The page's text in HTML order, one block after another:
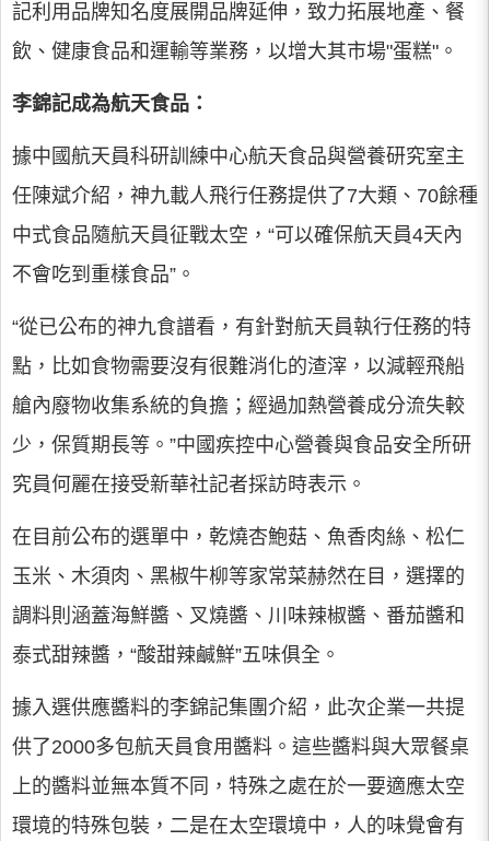
記利用品牌知名度展開品牌延伸，致力拓展地產、餐
飲、健康食品和運輸等業務，以增大其市場"蛋糕"。
李錦記成為航天食品：
據中國航天員科研訓練中心航天食品與營養研究室主
任陳斌介紹，神九載人飛行任務提供了7大類、70餘種
中式食品隨航天員征戰太空，“可以確保航天員4天內
不會吃到重樣食品”。
“從已公布的神九食譜看，有針對航天員執行任務的特
點，比如食物需要沒有很難消化的渣滓，以減輕飛船
艙內廢物收集系統的負擔；經過加熱營養成分流失較
少，保質期長等。”中國疾控中心營養與食品安全所研
究員何麗在接受新華社記者採訪時表示。
在目前公布的選單中，乾燒杏鮑菇、魚香肉絲、松仁
玉米、木須肉、黑椒牛柳等家常菜赫然在目，選擇的
調料則涵蓋海鮮醬、叉燒醬、川味辣椒醬、番茄醬和
泰式甜辣醬，“酸甜辣鹹鮮”五味俱全。
據入選供應醬料的李錦記集團介紹，此次企業一共提
供了2000多包航天員食用醬料。這些醬料與大眾餐桌
上的醬料並無本質不同，特殊之處在於一要適應太空
環境的特殊包裝，二是在太空環境中，人的味覺會有